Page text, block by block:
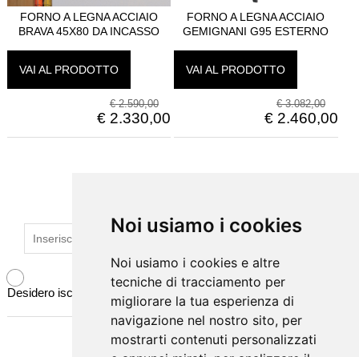
Noi usiamo i cookies
Noi usiamo i cookies e altre
tecniche di tracciamento per
migliorare la tua esperienza di
navigazione nel nostro sito, per
mostrarti contenuti personalizzati
Noi usiamo i cookies
Noi usiamo i cookies e altre
tecniche di tracciamento per
migliorare la tua esperienza di
navigazione nel nostro sito, per
mostrarti contenuti personalizzati
FORNO A LEGNA ACCIAIO
BRAVA 45X80 DA INCASSO
VAI AL PRODOTTO
€ 2.590,00
€ 2.330,00
FORNO A LEGNA ACCIAIO
GEMIGNANI G95 ESTERNO
VAI AL PRODOTTO
€ 3.082,00
€ 2.460,00
Desidero iscrivermi alla newsletter